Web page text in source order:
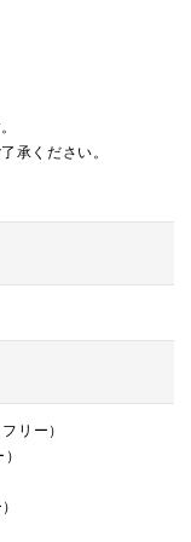
承ください。
リー）